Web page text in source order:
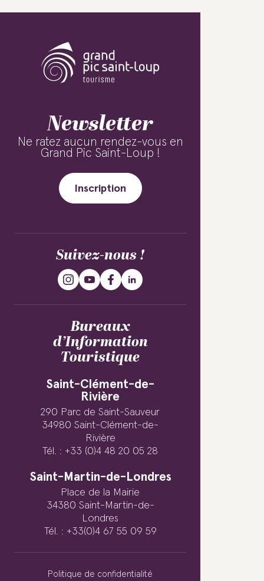
Newsletter
Ne ratez aucun rendez-vous en
Grand Pic Saint-Loup !
Inscription
Suivez-nous !
Bureaux
d’Information
Touristique
Saint-Clément-de-
Rivière
290 Parc de Saint-Sauveur
34980 Saint-Clément-de-
Rivière
Tél. : +33 (0)4 48 20 05 28
Saint-Martin-de-Londres
Place de la Mairie
34380 Saint-Martin-de-
Londres
Tél. : +33(0)4 67 55 09 59
Politique de confidentialité